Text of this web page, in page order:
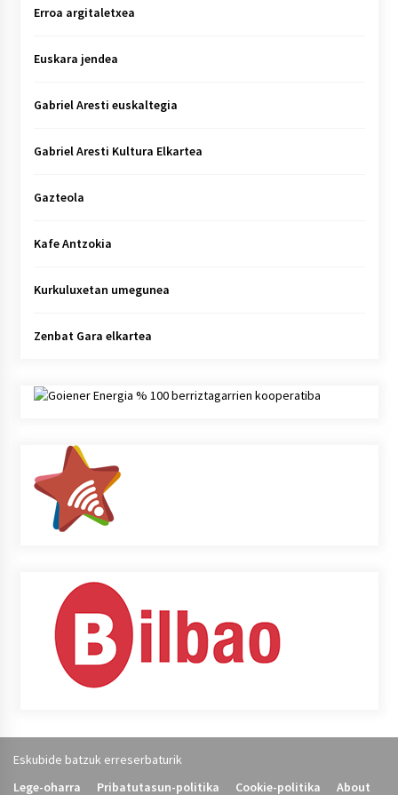
Erroa argitaletxea
Euskara jendea
Gabriel Aresti euskaltegia
Gabriel Aresti Kultura Elkartea
Gazteola
Kafe Antzokia
Kurkuluxetan umegunea
Zenbat Gara elkartea
Eskubide batzuk erreserbaturik
Lege-oharra
Pribatutasun-politika Cookie-politika About